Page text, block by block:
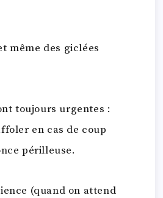
même des giclées
toujours urgentes :
en cas de coup
périlleuse.
(quand on attend